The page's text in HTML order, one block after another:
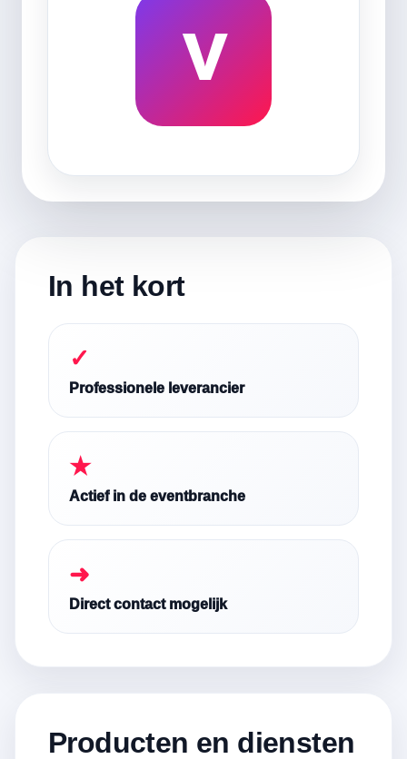
V
In het kort
✓
Professionele leverancier
★
Actief in de eventbranche
➜
Direct contact mogelijk
Producten en diensten